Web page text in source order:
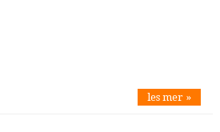
les mer »